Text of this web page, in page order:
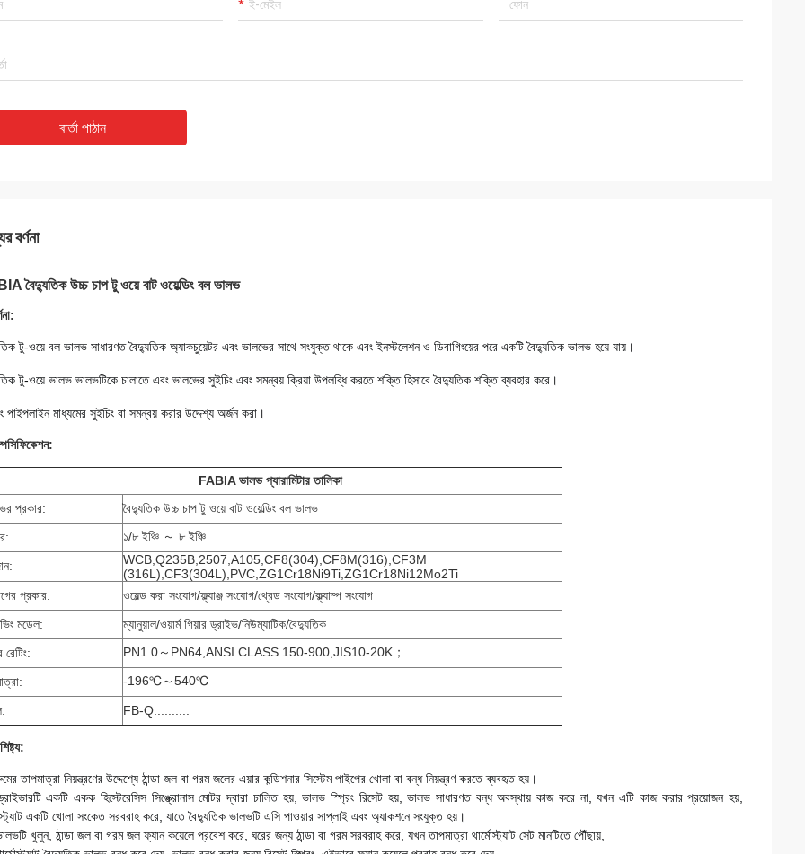
বার্তা পাঠান
বর্ণনা
বৈদ্যুতিক উচ্চ চাপ টু ওয়ে বাট ওয়েল্ডিং বল ভালভ
টু-ওয়ে বল ভালভ সাধারণত বৈদ্যুতিক অ্যাকচুয়েটর এবং ভালভের সাথে সংযুক্ত থাকে এবং ইনস্টলেশন ও ডিবাগিংয়ের পরে একটি বৈদ্যুতিক ভালভ হয়ে যায়।
টু-ওয়ে ভালভ ভালভটিকে চালাতে এবং ভালভের সুইচিং এবং সমন্বয় ক্রিয়া উপলব্ধি করতে শক্তি হিসাবে বৈদ্যুতিক শক্তি ব্যবহার করে।
পাইপলাইন মাধ্যমের সুইচিং বা সমন্বয় করার উদ্দেশ্য অর্জন করা।
FABIA ভালভ প্যারামিটার তালিকা
প্রকার:
বৈদ্যুতিক উচ্চ চাপ টু ওয়ে বাট ওয়েল্ডিং বল ভালভ
১/৮ ইঞ্চি ～ ৮ ইঞ্চি
WCB,Q235B,2507,A105,CF8(304),CF8M(316),CF3M
(316L),CF3(304L),PVC,ZG1Cr18Ni9Ti,ZG1Cr18Ni12Mo2Ti
প্রকার:
ওয়েল্ড করা সংযোগ/ফ্ল্যাঞ্জ সংযোগ/থ্রেড সংযোগ/ক্ল্যাম্প সংযোগ
মডেল:
ম্যানুয়াল/ওয়ার্ম গিয়ার ড্রাইভ/নিউম্যাটিক/বৈদ্যুতিক
রেটিং:
PN1.0～PN64,ANSI CLASS 150-900,JIS10-20K；
-196℃～540℃
FB-Q..........
তাপমাত্রা নিয়ন্ত্রণের উদ্দেশ্যে ঠান্ডা জল বা গরম জলের এয়ার কন্ডিশনার সিস্টেম পাইপের খোলা বা বন্ধ নিয়ন্ত্রণ করতে ব্যবহৃত হয়।
একটি একক হিস্টেরেসিস সিঙ্ক্রোনাস মোটর দ্বারা চালিত হয়, ভালভ স্প্রিং রিসেট হয়, ভালভ সাধারণত বন্ধ অবস্থায় কাজ করে না, যখন এটি কাজ করার প্রয়োজন হয়,
একটি খোলা সংকেত সরবরাহ করে, যাতে বৈদ্যুতিক ভালভটি এসি পাওয়ার সাপ্লাই এবং অ্যাকশনে সংযুক্ত হয়।
খুলুন, ঠান্ডা জল বা গরম জল ফ্যান কয়েলে প্রবেশ করে, ঘরের জন্য ঠান্ডা বা গরম সরবরাহ করে, যখন তাপমাত্রা থার্মোস্ট্যাট সেট মানটিতে পৌঁছায়,